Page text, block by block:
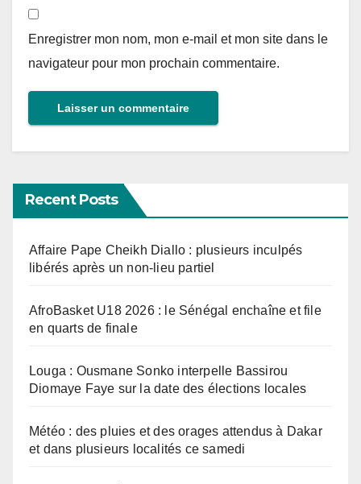
Enregistrer mon nom, mon e-mail et mon site dans le
navigateur pour mon prochain commentaire.
Recent Posts
Affaire Pape Cheikh Diallo : plusieurs inculpés
libérés après un non-lieu partiel
AfroBasket U18 2026 : le Sénégal enchaîne et file
en quarts de finale
Louga : Ousmane Sonko interpelle Bassirou
Diomaye Faye sur la date des élections locales
Météo : des pluies et des orages attendus à Dakar
et dans plusieurs localités ce samedi